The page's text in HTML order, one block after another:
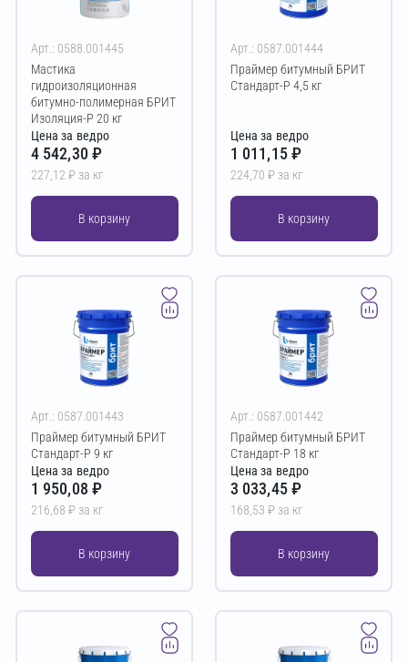
Арт.: 0588.001445
Мастика
гидроизоляционная
битумно-полимерная БРИТ
Изоляция-Р 20 кг
Цена за ведро
4 542,30 ₽
227,12 ₽ за кг
В корзину
Арт.: 0587.001444
Праймер битумный БРИТ
Стандарт-Р 4,5 кг
Цена за ведро
1 011,15 ₽
224,70 ₽ за кг
В корзину
Арт.: 0587.001443
Праймер битумный БРИТ
Стандарт-Р 9 кг
Цена за ведро
1 950,08 ₽
216,68 ₽ за кг
В корзину
Арт.: 0587.001442
Праймер битумный БРИТ
Стандарт-Р 18 кг
Цена за ведро
3 033,45 ₽
168,53 ₽ за кг
В корзину